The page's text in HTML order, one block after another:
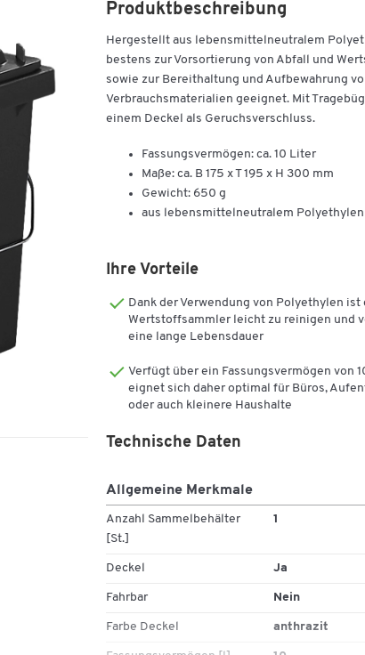
Produktbeschreibung
Hergestellt aus lebensmittelneutralem
bestens zur Vorsortierung von Abfall und
sowie zur Bereithaltung und Aufbewahrung
Verbrauchsmaterialien geeignet. Mit
einem Deckel als Geruchsverschluss.
Fassungsvermögen: ca. 10 Liter
Maße: ca. B 175 x T 195 x H 300 mm
Gewicht: 650 g
aus lebensmittelneutralem Polyethylen
Ihre Vorteile
Dank der Verwendung von Polyethylen ist
Wertstoffsammler leicht zu reinigen und
eine lange Lebensdauer
Verfügt über ein Fassungsvermögen von
eignet sich daher optimal für Büros,
oder auch kleinere Haushalte
Technische Daten
Allgemeine Merkmale
Anzahl Sammelbehälter
[St.]
1
Deckel Ja
Fahrbar Nein
Farbe Deckel anthrazit